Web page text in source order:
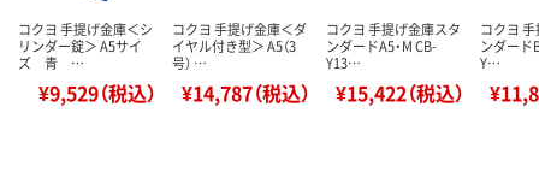
コクヨ 手提げ金庫＜シ
リンダー錠＞ A5サイ
ズ 青 …
¥9,529（税込）
コクヨ 手提げ金庫＜ダ
イヤル付き型＞ A5（3
号） …
¥14,787（税込）
コクヨ 手提げ金庫スタ
ンダードA5・M CB-
Y13…
¥15,422（税込）
コクヨ
ンダード
Y…